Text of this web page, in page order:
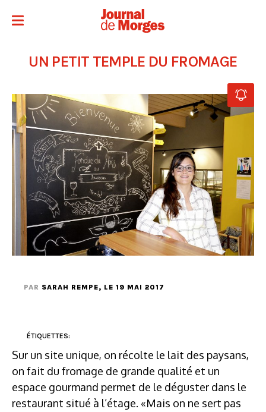
UN PETIT TEMPLE DU FROMAGE
PAR SARAH REMPE, LE 19 MAI 2017
ÉTIQUETTES:
Sur un site unique, on récolte le lait des paysans,
on fait du fromage de grande qualité et un
espace gourmand permet de le déguster dans le
restaurant situé à l’étage. «Mais on ne sert pas